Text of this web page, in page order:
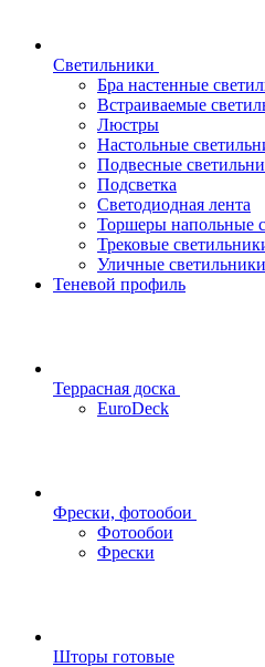
Светильники
Бра настенные
Встраиваемые
Люстры
Настольные
Подвесные
Подсветка
Светодиодная лента
Торшеры напольные
Трековые
Уличные светильники
Теневой профиль
Террасная доска
EuroDeck
Фрески, фотообои
Фотообои
Фрески
Шторы готовые